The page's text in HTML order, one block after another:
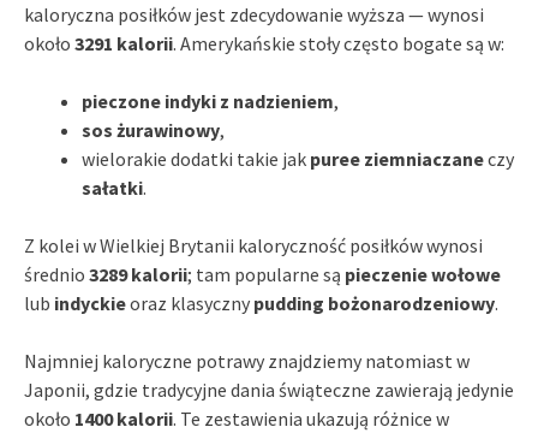
kaloryczna posiłków jest zdecydowanie wyższa — wynosi
około 3291 kalorii. Amerykańskie stoły często bogate są w:
pieczone indyki z nadzieniem,
sos żurawinowy,
wielorakie dodatki takie jak puree ziemniaczaneczy
sałatki.
Z kolei w Wielkiej Brytanii kaloryczność posiłków wynosi
średnio 3289 kalorii; tam popularne są pieczenie wołowe
lub indyckieoraz klasyczny pudding bożonarodzeniowy.
Najmniej kaloryczne potrawy znajdziemy natomiast w
Japonii, gdzie tradycyjne dania świąteczne zawierają jedynie
około 1400 kalorii. Te zestawienia ukazują różnice w